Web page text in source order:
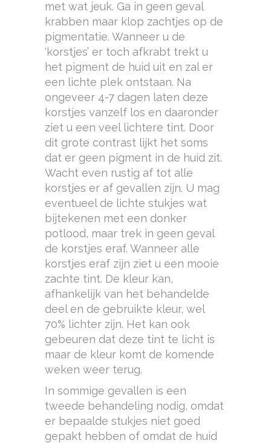
met wat jeuk. Ga in geen geval
krabben maar klop zachtjes op de
pigmentatie. Wanneer u de
‘korstjes’ er toch afkrabt trekt u
het pigment de huid uit en zal er
een lichte plek ontstaan. Na
ongeveer 4-7 dagen laten deze
korstjes vanzelf los en daaronder
ziet u een veel lichtere tint. Door
dit grote contrast lijkt het soms
dat er geen pigment in de huid zit.
Wacht even rustig af tot alle
korstjes er af gevallen zijn. U mag
eventueel de lichte stukjes wat
bijtekenen met een donker
potlood, maar trek in geen geval
de korstjes eraf. Wanneer alle
korstjes eraf zijn ziet u een mooie
zachte tint. De kleur kan,
afhankelijk van het behandelde
deel en de gebruikte kleur, wel
70% lichter zijn. Het kan ook
gebeuren dat deze tint te licht is
maar de kleur komt de komende
weken weer terug.
In sommige gevallen is een
tweede behandeling nodig, omdat
er bepaalde stukjes niet goed
gepakt hebben of omdat de huid